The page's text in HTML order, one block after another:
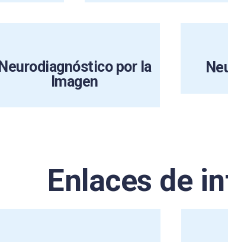
Neurodiagnóstico por la
Imagen
Enlaces de